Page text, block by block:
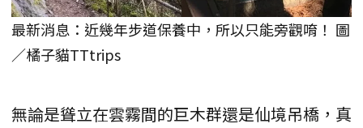
最新消息：近幾年步道保養中，所以只能旁觀唷！ 圖
／橘子貓TTtrips
無論是聳立在雲霧間的巨木群還是仙境吊橋，真